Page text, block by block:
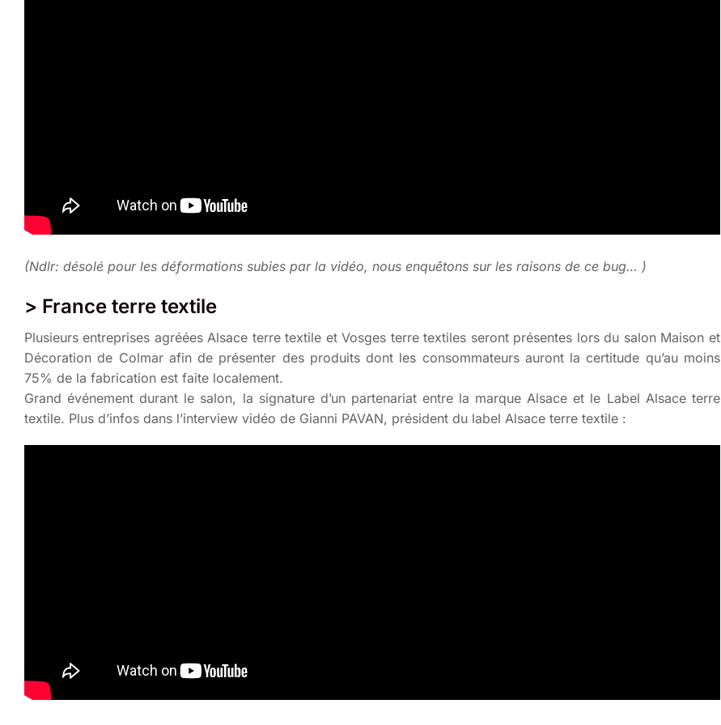
(Ndlr: désolé pour les déformations subies par la vidéo, nous enquêtons sur les raisons de ce bug… )
> France terre textile
Plusieurs entreprises agréées Alsace terre textile et Vosges terre textiles seront présentes lors du salon Maison et
Décoration de Colmar afin de présenter des produits dont les consommateurs auront la certitude qu’au moins
75% de la fabrication est faite localement.
Grand événement durant le salon, la signature d’un partenariat entre la marque Alsace et le Label Alsace terre
textile. Plus d’infos dans l’interview vidéo de Gianni PAVAN, président du label Alsace terre textile :